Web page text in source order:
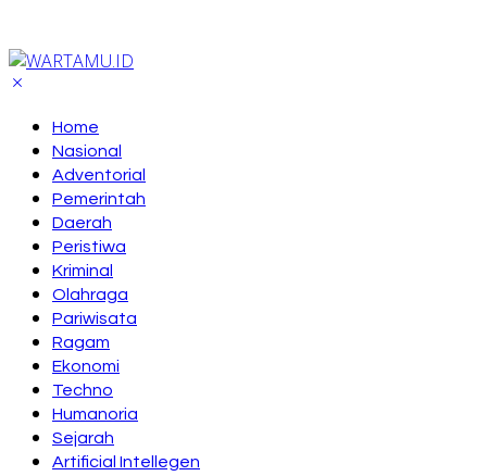
Home
Nasional
Adventorial
Pemerintah
Daerah
Peristiwa
Kriminal
Olahraga
Pariwisata
Ragam
Ekonomi
Techno
Humanoria
Sejarah
Artificial Intellegen